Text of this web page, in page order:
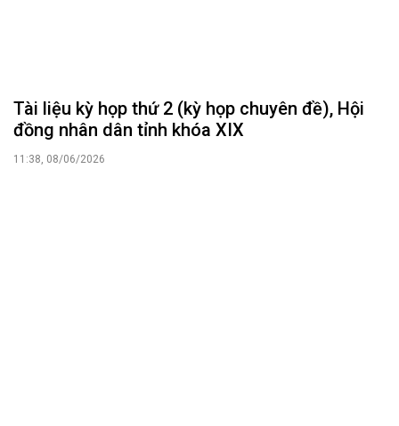
Tài liệu kỳ họp thứ 2 (kỳ họp chuyên đề), Hội
đồng nhân dân tỉnh khóa XIX
11:38, 08/06/2026